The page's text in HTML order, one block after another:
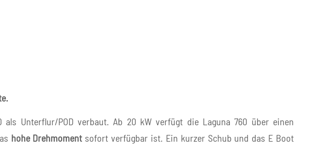
Unterflur/POD verbaut. Ab 20 kW verfügt die Laguna 760 über einen
hohe Drehmomentsofort verfügbar ist. Ein kurzer Schub und das E Boot